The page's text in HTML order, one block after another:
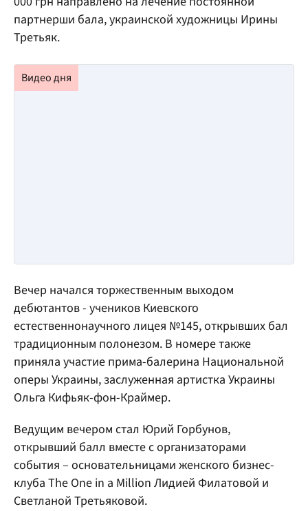
партнерши бала, украинской художницы Ирины
Третьяк.
Вечер начался торжественным выходом
дебютантов - учеников Киевского
естественнонаучного лицея №145, открывших бал
традиционным полонезом. В номере также
приняла участие прима-балерина Национальной
оперы Украины, заслуженная артистка Украины
Ольга Кифьяк-фон-Краймер.
Ведущим вечером стал Юрий Горбунов,
открывший балл вместе с организаторами
события – основательницами женского бизнес-
клуба The One in a Million Лидией Филатовой и
Светланой Третьяковой.